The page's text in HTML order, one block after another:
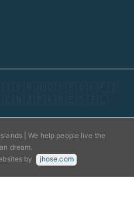
🇸🇦 🇳🇴 🇸🇪 🇩🇰 🇫🇮
🇨🇳 🇯🇵 🇰🇷 🇪🇸 🇮🇱
| We help people live the
dream.
by
jhose.com